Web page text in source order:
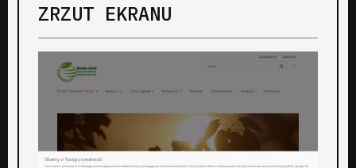
ZRZUT EKRANU